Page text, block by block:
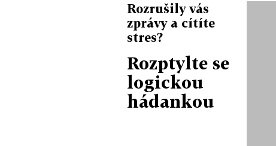
Rozrušily vás
zprávy a cítíte
stres?
Rozptylte se
logickou
hádankou